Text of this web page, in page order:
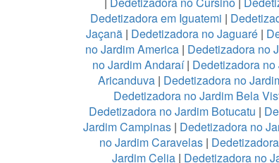
Dedetizadora em Iguatemi |
Jaçanã | Dedetizadora no Jaguaré |
no Jardim America | Dedetizadora no
no Jardim Andaraí| Dedetizadora
Aricanduva| Dedetizadora no
Dedetizadora no Jardim Bela
Dedetizadora no Jardim Botucatu |
Jardim Campinas | Dedetizadora no
no Jardim Caravelas|
Jardim Celia| Dedetizadora no